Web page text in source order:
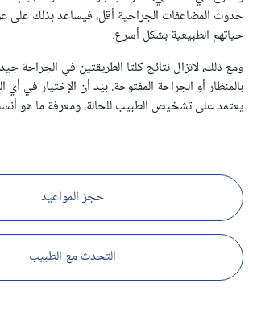
حدوث المضاعفات الجراحية أقل، فيساعد بذلك على
حياتهم الطبيعية بشكل أسرع.
ومع ذلك، لاتزال نتائج كلتا الطريقتين في الجراحة
بالمنظار أو الجراحة المفتوحة. بيْد أن الإختيار في أي
يعتمد على تشخيص الطبيب للحالة، ومعرفة ما هو
حجز المواعيد
التحدث مع الطبيب